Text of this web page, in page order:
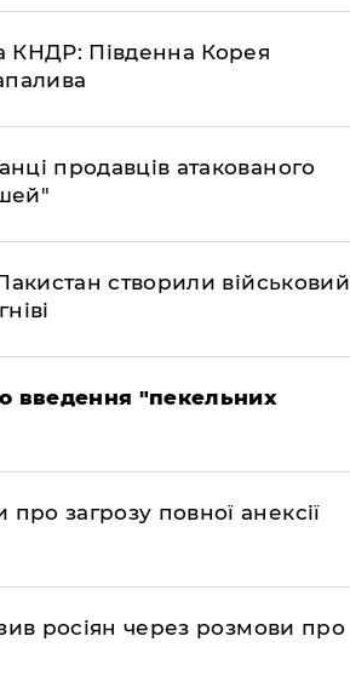
КНДР: Південна Корея
продавців атакованого
створили військовий
введення "пекельних
загрозу повної анексії
росіян через розмови про